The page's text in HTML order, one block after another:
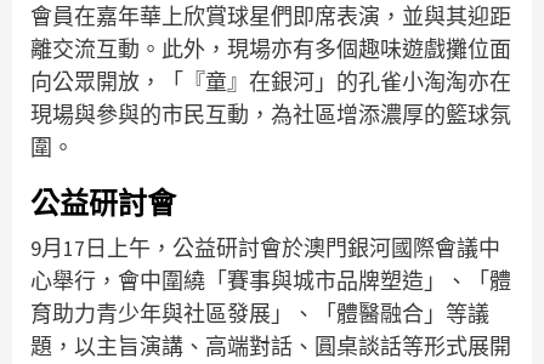
會員在嘉年華上欣賞球星們即席表演，並與其迎距
離交流互動。此外，現場亦有多個趣味遊戲攤位面
向公眾開放，「『童』在銀河」的孔雀小淘淘亦在
現場與參與的市民互動，為社區增添濃厚的籃球氛
圍。
公益研討會
9月17日上午，公益研討會於澳門銀河國際會議中
心舉行，會中圍繞「賽事與城市品牌塑造」、「體
育助力青少年與社區發展」、「體醫融合」等議
題，以主旨演講、高端對話、圓桌談話等形式展開